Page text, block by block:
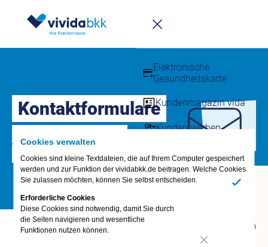
Cookies verwalten
Cookies sind kleine Textdateien, die auf Ihrem Computer gespeichert
werden und zur Funktion der vividabkk.de beitragen. Welche Cookies
Sie zulassen möchten, können Sie selbst entscheiden.
Erforderliche Cookies
Diese Cookies sind notwendig, damit Sie durch
die Seiten navigieren und wesentliche
Funktionen nutzen können.
Infomappe
Elektronische
Gesundheitskarte
Kundenmagazin vida
Kunden werben
Häufige Fragen – FAQs
Fragen &
Termin vereinbaren
vivida bkk-App
Kontaktformulare
weiterhelfen?
Ihre Frage – Vivi hat die Antwort!